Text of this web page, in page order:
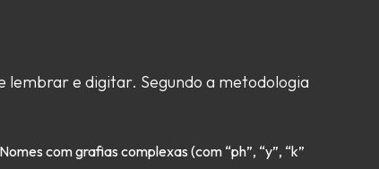
de
lembrar e digitar. Segundo a metodologia
com grafias complexas (com “ph”, “y”, “k”